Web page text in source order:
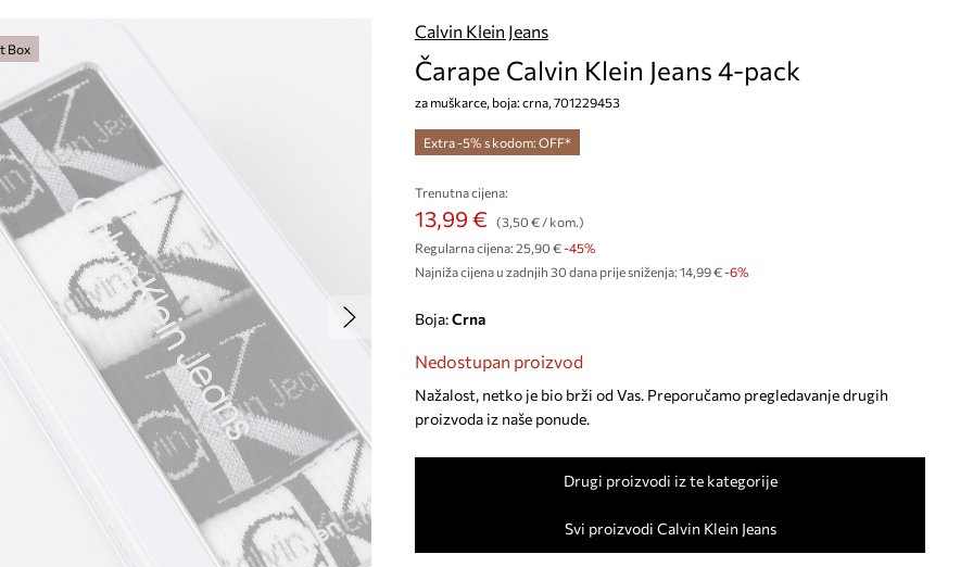
Box
Calvin Klein Jeans
Čarape Calvin Klein Jeans 4-pack
za muškarce, boja: crna, 701229453
Extra -5% s kodom: OFF*
Trenutna cijena:
13,99 €
(3,50 € / kom.)
Regularna cijena: 25,90 €-45%
Najniža cijena u zadnjih 30 dana prije sniženja: 14,99 € -6%
Boja: crna
Nedostupan proizvod
Nažalost, netko je bio brži od Vas. Preporučamo pregledavanje drugih
proizvoda iz naše ponude.
Drugi proizvodi iz te kategorije
Svi proizvodi Calvin Klein Jeans